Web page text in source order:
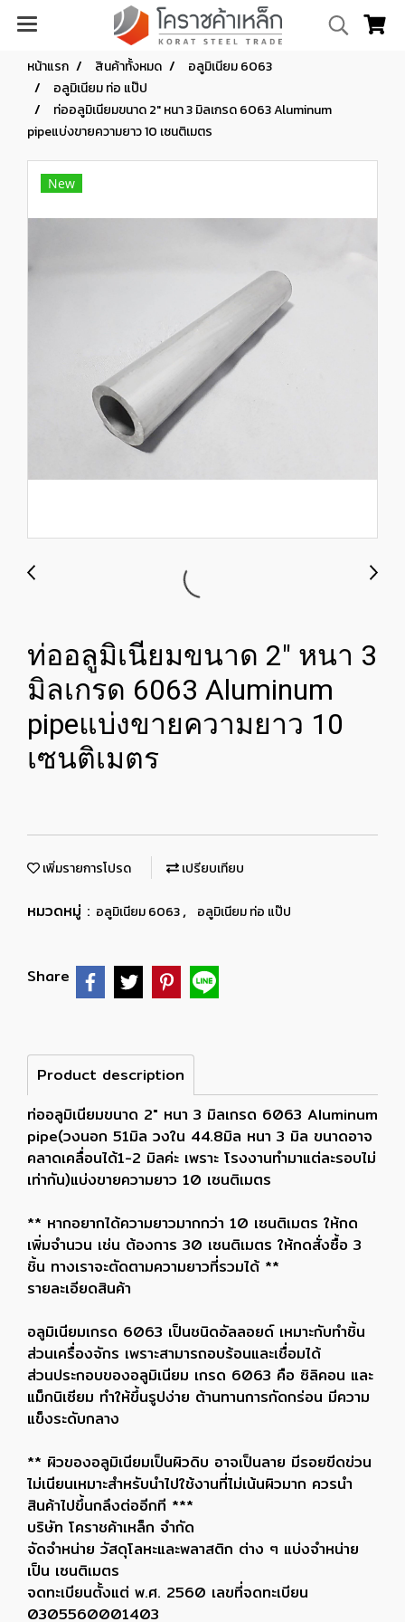
หน้าแรก สินค้าทั้งหมด
อลูมิเนียม 6063
อลูมิเนียม ท่อ แป๊ป
ท่ออลูมิเนียมขนาด 2" หนา 3 มิลเกรด 6063 Aluminum
pipeแบ่งขายความยาว 10 เซนติเมตร
New
ท่ออลูมิเนียมขนาด 2" หนา 3
มิลเกรด 6063 Aluminum
pipeแบ่งขายความยาว 10
เซนติเมตร
เพิ่มรายการโปรด เปรียบเทียบ
หมวดหมู่ : อลูมิเนียม 6063, อลูมิเนียม ท่อ แป๊ป
Share
Product description
ท่ออลูมิเนียมขนาด 2" หนา 3 มิลเกรด 6063 Aluminum
pipe(วงนอก 51มิล วงใน 44.8มิล หนา 3 มิล ขนาดอาจ
คลาดเคลื่อนได้1-2 มิลค่ะ เพราะ โรงงานทำมาแต่ละรอบไม่
เท่ากัน)แบ่งขายความยาว 10 เซนติเมตร
** หากอยากได้ความยาวมากกว่า 10 เซนติเมตร ให้กด
เพิ่มจำนวน เช่น ต้องการ 30 เซนติเมตร ให้กดสั่งซื้อ 3
ชิ้น ทางเราจะตัดตามความยาวที่รวมได้ **
รายละเอียดสินค้า
อลูมิเนียมเกรด 6063 เป็นชนิดอัลลอยด์ เหมาะกับทำชิ้น
ส่วนเครื่องจักร เพราะสามารถอบร้อนและเชื่อมได้
ส่วนประกอบของอลูมิเนียม เกรด 6063 คือ ซิลิคอน และ
แม็กนิเซียม ทำให้ขึ้นรูปง่าย ต้านทานการกัดกร่อน มีความ
แข็งระดับกลาง
** ผิวของอลูมิเนียมเป็นผิวดิบ อาจเป็นลาย มีรอยขีดข่วน
ไม่เนียนเหมาะสำหรับนำไปใช้งานที่ไม่เน้นผิวมาก ควรนำ
สินค้าไปขึ้นกลึงต่ออีกที ***
บริษัท โคราชค้าเหล็ก จำกัด
จัดจำหน่าย วัสดุโลหะและพลาสติก ต่าง ๆ แบ่งจำหน่าย
เป็น เซนติเมตร
จดทะเบียนตั้งแต่ พ.ศ. 2560 เลขที่จดทะเบียน
0305560001403